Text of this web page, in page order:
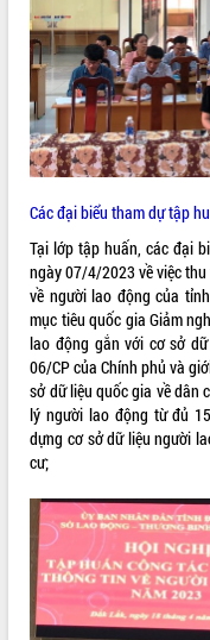
ĐIỂM TIN VĂN BẢN
QUY HOẠCH - KẾ HOẠCH
VIDEO
Không có file video nào để
Các đại biểu tham dự tập
Tại lớp tập huấn, các đại
ngày 07/4/2023 về việc
về người lao động của
mục tiêu quốc gia Giảm
lao động gắn với cơ sở
06/CP của Chính phủ và
sở dữ liệu quốc gia về dân
lý người lao động từ đủ
dựng cơ sở dữ liệu người
cư;